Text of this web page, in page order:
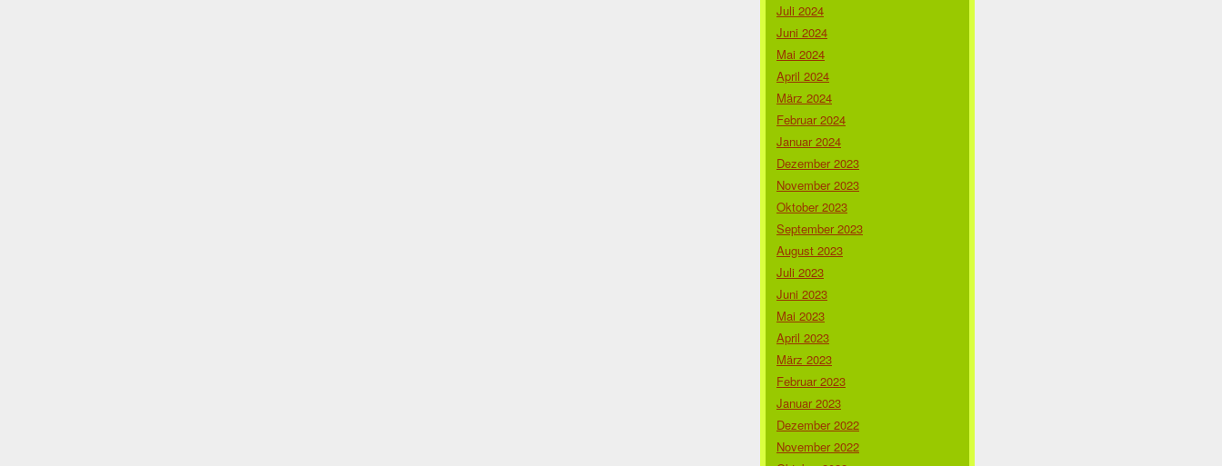
Juli 2024
Juni 2024
Mai 2024
April 2024
März 2024
Februar 2024
Januar 2024
Dezember 2023
November 2023
Oktober 2023
September 2023
August 2023
Juli 2023
Juni 2023
Mai 2023
April 2023
März 2023
Februar 2023
Januar 2023
Dezember 2022
November 2022